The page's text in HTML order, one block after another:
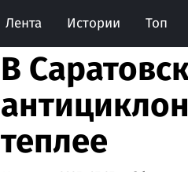
Лента Истории Топ
В
теплее